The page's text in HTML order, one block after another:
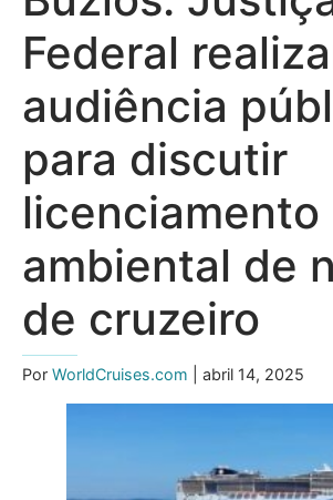
Federal
audiência
para discutir
licenciamento
ambiental de
de cruzeiro
Por WorldCruises.com | abril 14, 2025